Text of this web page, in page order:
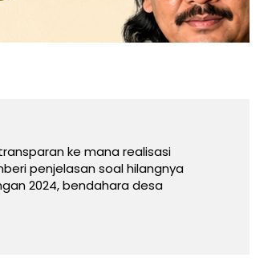
ke mana realisasi
penjelasan soal hilangnya
2024, bendahara desa